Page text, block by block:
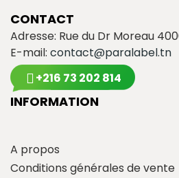
CONTACT
Adresse: Rue du Dr Moreau
E-mail: contact@paralabel.tn
+216 73 202 814
INFORMATION
A propos
Conditions générales de vente